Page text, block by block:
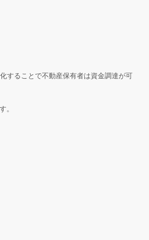
することで不動産保有者は資金調達が可
。